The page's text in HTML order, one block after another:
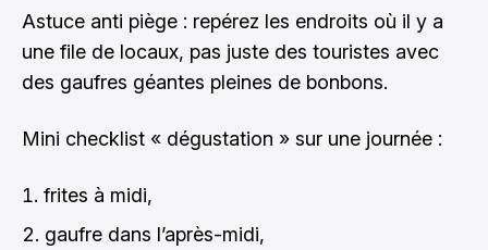
Astuce anti piège : repérez les endroits où il y a
une file de locaux, pas juste des touristes avec
des gaufres géantes pleines de bonbons.
Mini checklist « dégustation » sur une journée :
frites à midi,
gaufre dans l’après-midi,